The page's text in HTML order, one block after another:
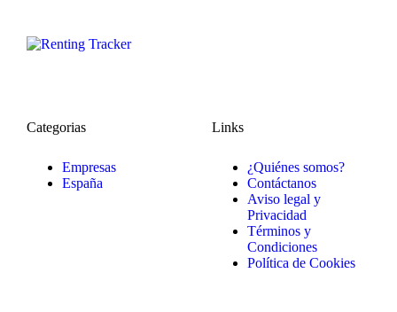
Categorias
Empresas
España
Links
¿Quiénes somos?
Contáctanos
Aviso legal y
Privacidad
Términos y
Condiciones
Política de Cookies